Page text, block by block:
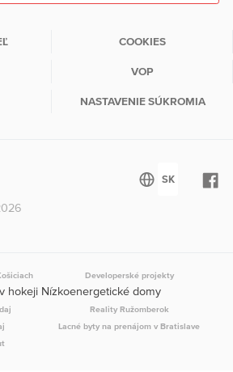
COOKIES
VOP
NASTAVENIE SÚKROMIA
Developerské projekty
hokeji Nízkoenergetické domy
Reality Ružomberok
Lacné byty na prenájom v Bratislave